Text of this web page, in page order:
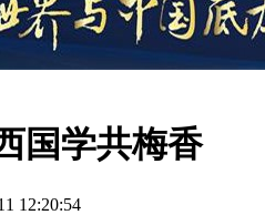
国学共梅香
12:20:54